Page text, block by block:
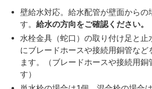
壁給水対応。給水配管が壁面からの
す。 給水の方向をご確認ください。
水栓金具（蛇口）の取り付け足と止
にブレードホースや接続用銅管など
ます。（ブレードホースや接続用銅
す）